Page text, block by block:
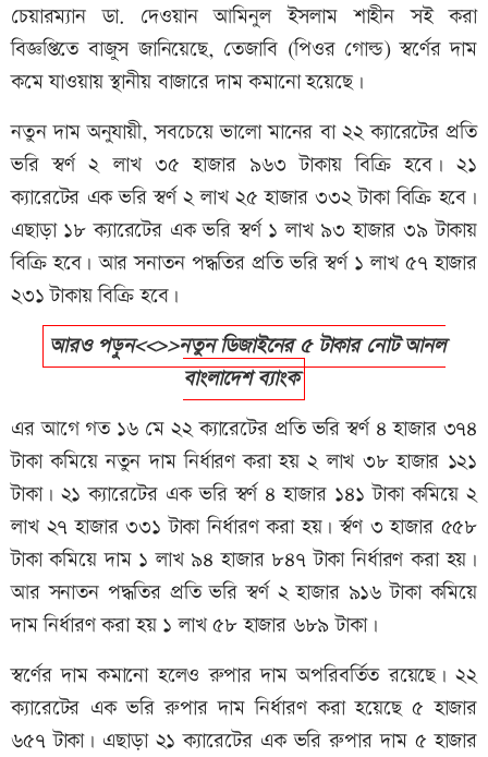
চেয়ারম্যান ডা. দেওয়ান আমিনুল ইসলাম শাহীন সই করা
বিজ্ঞপ্তিতে বাজুস জানিয়েছে, তেজাবি (পিওর গোল্ড) স্বর্ণের দাম
কমে যাওয়ায় স্থানীয় বাজারে দাম কমানো হয়েছে।
নতুন দাম অনুযায়ী, সবচেয়ে ভালো মানের বা ২২ ক্যারেটের প্রতি
ভরি স্বর্ণ ২ লাখ ৩৫ হাজার ৯৬৩ টাকায় বিক্রি হবে। ২১
ক্যারেটের এক ভরি স্বর্ণ ২ লাখ ২৫ হাজার ৩৩২ টাকা বিক্রি হবে।
এছাড়া ১৮ ক্যারেটের এক ভরি স্বর্ণ ১ লাখ ৯৩ হাজার ৩৯ টাকায়
বিক্রি হবে। আর সনাতন পদ্ধতির প্রতি ভরি স্বর্ণ ১ লাখ ৫৭ হাজার
২৩১ টাকায় বিক্রি হবে।
আরও পড়ুন<<>>নতুন ডিজাইনের ৫ টাকার নোট আনল
বাংলাদেশ ব্যাংক
এর আগে গত ১৬ মে ২২ ক্যারেটের প্রতি ভরি স্বর্ণ ৪ হাজার ৩৭৪
টাকা কমিয়ে নতুন দাম নির্ধারণ করা হয় ২ লাখ ৩৮ হাজার ১২১
টাকা। ২১ ক্যারেটের এক ভরি স্বর্ণ ৪ হাজার ১৪১ টাকা কমিয়ে ২
লাখ ২৭ হাজার ৩৩১ টাকা নির্ধারণ করা হয়। র্স্বণ ৩ হাজার ৫৫৮
টাকা কমিয়ে দাম ১ লাখ ৯৪ হাজার ৮৪৭ টাকা নির্ধারণ করা হয়।
আর সনাতন পদ্ধতির প্রতি ভরি স্বর্ণ ২ হাজার ৯১৬ টাকা কমিয়ে
দাম নির্ধারণ করা হয় ১ লাখ ৫৮ হাজার ৬৮৯ টাকা।
স্বর্ণের দাম কমানো হলেও রুপার দাম অপরিবর্তিত রয়েছে। ২২
ক্যারেটের এক ভরি রুপার দাম নির্ধারণ করা হয়েছে ৫ হাজার
৬৫৭ টাকা। এছাড়া ২১ ক্যারেটের এক ভরি রুপার দাম ৫ হাজার